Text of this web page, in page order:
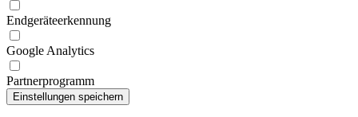
Endgeräteerkennung
Google Analytics
Partnerprogramm